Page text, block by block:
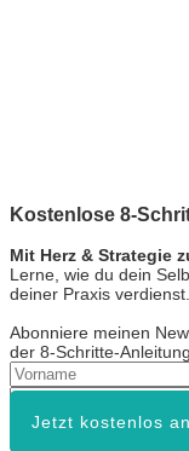
Kostenlose 8-
Mit Herz & Strategie
Lerne, wie du dein
deiner Praxis verdienst.
Abonniere meinen
der 8-Schritte-
Jetzt kostenlos